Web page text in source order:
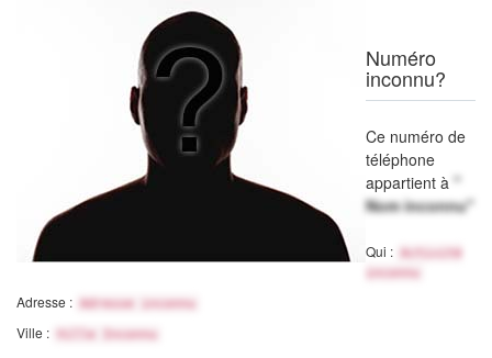
Numéro
inconnu?
Ce numéro de
téléphone
appartient à "
Nom inconnu"
Qui :
Activité
inconnu
Adresse : Adresse inconnu
Ville : Ville Inconnu